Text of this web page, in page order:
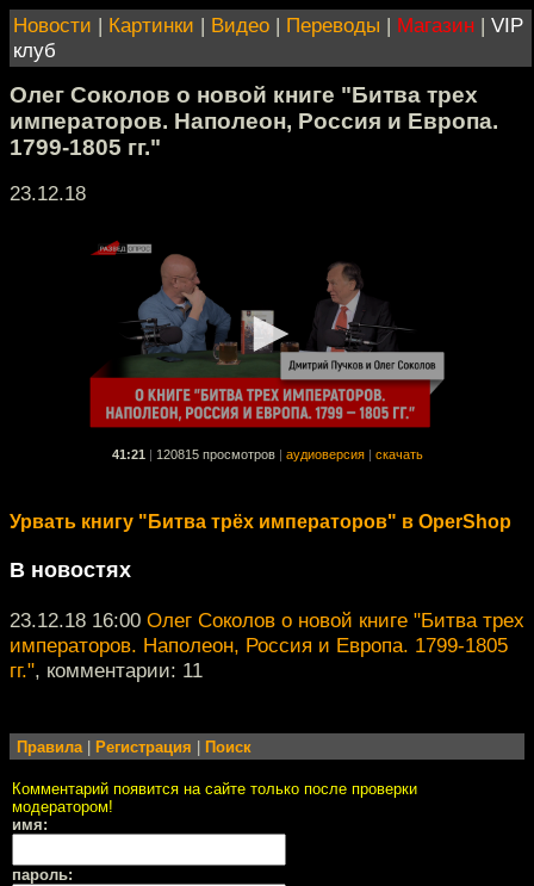
Новости | Картинки | Видео | Переводы | Магазин | VIP
клуб
Олег Соколов о новой книге "Битва трех
императоров. Наполеон, Россия и Европа.
1799-1805 гг."
23.12.18
41:21 120815 просмотров аудиоверсия скачать
Урвать книгу "Битва трёх императоров" в OperShop
В новостях
23.12.18 16:00 Олег Соколов о новой книге "Битва трех
императоров. Наполеон, Россия и Европа. 1799-1805
гг.", комментарии: 11
Правила| Регистрация Поиск
Комментарий появится на сайте только после проверки
модератором!
имя:
пароль: